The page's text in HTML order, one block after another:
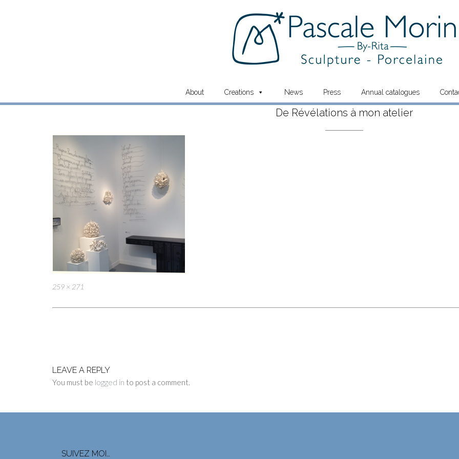
About Creations News Press Annual catalogues
De Révélations à mon atelier
Full
259 × 271
LEAVE A REPLY
You must be logged in to post a comment.
SUIVEZ MOI…